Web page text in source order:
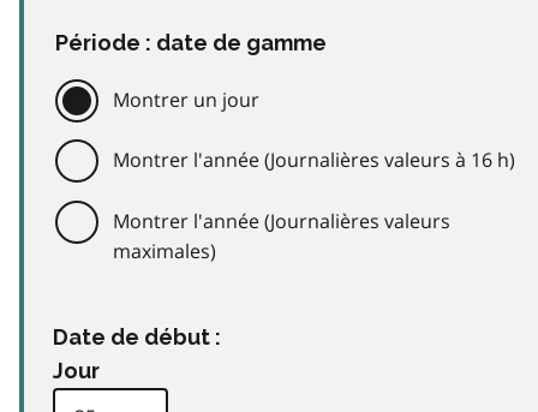
Période : date de gamme
Montrer un jour
Montrer l'année (Journalières valeurs à 16 h)
Montrer l'année (Journalières valeurs
maximales)
Date de début :
Jour